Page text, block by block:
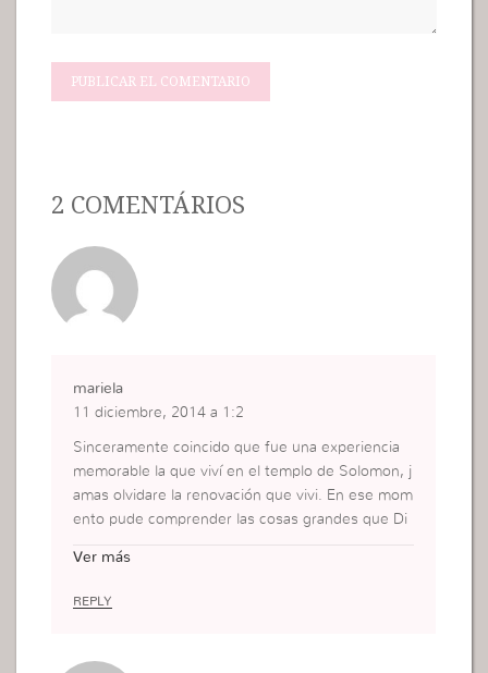
2 COMENTÁRIOS
mariela
11 diciembre, 2014 a 1:2
Sinceramente coincido que fue una experiencia
memorable la que viví en el templo de Solomon, j
amas olvidare la renovación que vivi. En ese mom
ento pude comprender las cosas grandes que Di
ncia de DIOS
Ver más
REPLY